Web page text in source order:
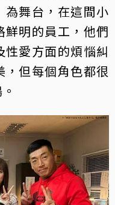
為舞台，在這間小
明的員工，他們
愛方面的煩惱糾
但每個角色都很